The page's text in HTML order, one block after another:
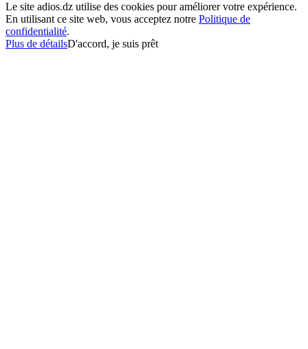
Le site adios.dz utilise des cookies pour améliorer votre expérience.
En utilisant ce site web, vous acceptez notre Politique de
confidentialité.
Plus de détailsD'accord, je suis prêt